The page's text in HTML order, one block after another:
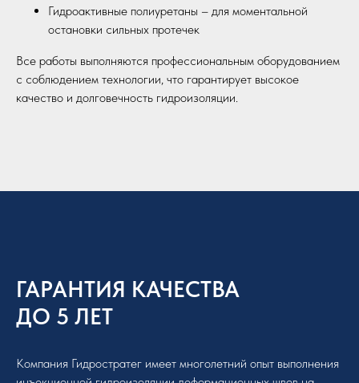
Гидроактивные полиуретаны – для моментальной
остановки сильных протечек
Все работы выполняются профессиональным оборудованием
с соблюдением технологии, что гарантирует высокое
качество и долговечность гидроизоляции.
ГАРАНТИЯ КАЧЕСТВА
ДО 5 ЛЕТ
Компания Гидростратег имеет многолетний опыт выполнения